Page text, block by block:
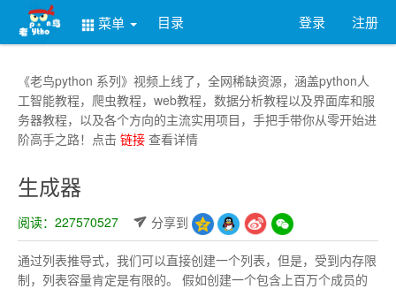
菜单 目录 登录 注册
《老鸟python 系列》视频上线了，全网稀缺资源，涵盖python人
工智能教程，爬虫教程，web教程，数据分析教程以及界面库和服
务器教程，以及各个方向的主流实用项目，手把手带你从零开始进
阶高手之路！点击 链接 查看详情
生成器
阅读：227570527 分享到
通过列表推导式，我们可以直接创建一个列表，但是，受到内存限
制，列表容量肯定是有限的。 假如创建一个包含上百万个成员的